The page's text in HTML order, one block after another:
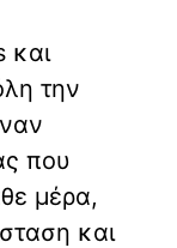
και
την
που
μέρα,
και